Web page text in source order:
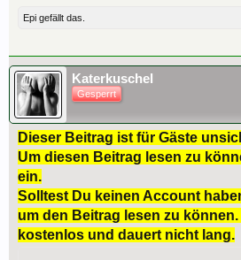
Epi gefällt das.
Katerkuschel
Gesperrt
Dieser Beitrag ist für Gäste
Um diesen Beitrag lesen zu
ein.
Solltest Du keinen Account
um den Beitrag lesen zu
kostenlos und dauert nicht lang.